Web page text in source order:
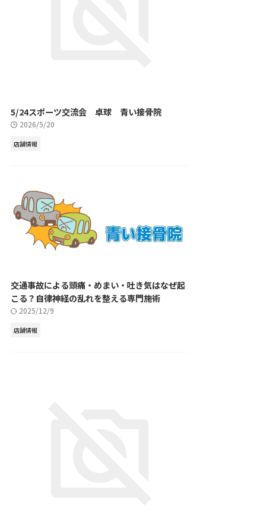
5/24スポーツ交流会 卓球 青い接骨院
2026/5/20
店舗情報
交通事故による頭痛・めまい・吐き気はなぜ起
こる？自律神経の乱れを整える専門施術
2025/12/9
店舗情報